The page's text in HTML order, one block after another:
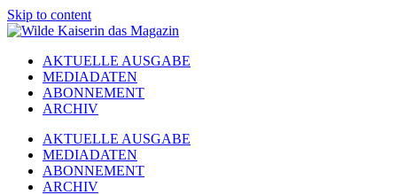
Skip to content
AKTUELLE AUSGABE
MEDIADATEN
ABONNEMENT
ARCHIV
AKTUELLE AUSGABE
MEDIADATEN
ABONNEMENT
ARCHIV